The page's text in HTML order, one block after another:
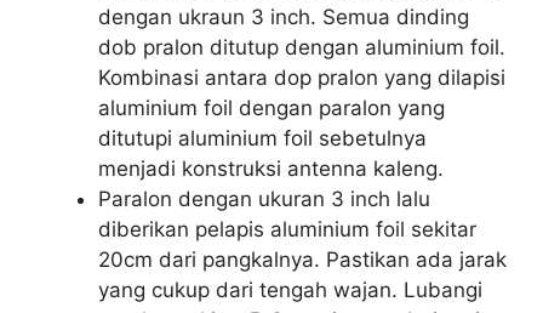
dengan ukraun 3 inch. Semua dinding
dob pralon ditutup dengan aluminium foil.
Kombinasi antara dop pralon yang dilapisi
aluminium foil dengan paralon yang
ditutupi aluminium foil sebetulnya
menjadi konstruksi antenna kaleng.
Paralon dengan ukuran 3 inch lalu
diberikan pelapis aluminium foil sekitar
20cm dari pangkalnya. Pastikan ada jarak
yang cukup dari tengah wajan. Lubangi